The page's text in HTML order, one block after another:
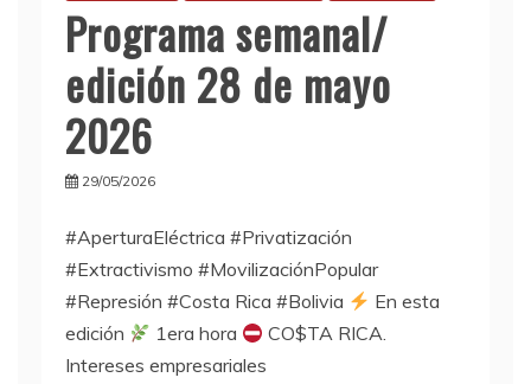
Programa semanal/
edición 28 de mayo
2026
29/05/2026
#AperturaEléctrica #Privatización
#Extractivismo #MovilizaciónPopular
#Represión #Costa Rica #Bolivia
En esta
edición
1era hora
CO$TA RICA.
Intereses empresariales